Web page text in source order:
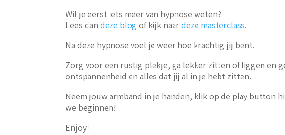
Wil je eerst iets meer van hypnose weten?
Lees dandeze blogof kijk naardeze masterclass.
Na deze hypnose voel je weer hoe krachtig jij bent.
Zorg voor een rustig plekje, ga lekker zitten of liggen en
ontspannenheid en alles dat jij al in je hebt zitten.
Neem jouw armband in je handen, klik op de play button
we beginnen!
Enjoy!